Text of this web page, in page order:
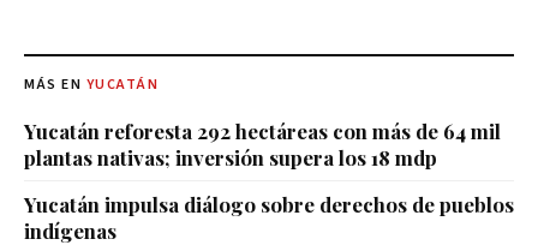
MÁS EN YUCATÁN
Yucatán reforesta 292 hectáreas con más de 64 mil
plantas nativas; inversión supera los 18 mdp
Yucatán impulsa diálogo sobre derechos de pueblos
indígenas